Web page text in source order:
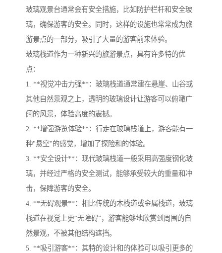
玻璃观景台通常会有安全措施，比如防护栏杆和安全玻
璃，确保游客的安全。同时，这样的设施也常常成为旅
游景点的一部分，吸引了大量的游客前来体验。
玻璃栈道作为一种新兴的旅游景点，具有许多特的优
点：
1. **视觉冲击力强**：玻璃栈道通常建在悬崖、山谷或
其他自然景观之上，透明的玻璃设计让游客可以俯瞰广
阔的风景，体验高度的震撼。
2. **增强游览体验**：行走在玻璃栈道上，游客能有一
种"悬空"的感觉，增加了探险和的体验。
3. **安全设计**：现代玻璃栈道一般采用高强度钢化玻
璃，并经过严格的安全测试，能够承受较大的重量和冲
击，保障游客的安全。
4. **无碍观景**：相比传统的木栈道或金属栈道，玻璃
栈道在视觉上更“无障碍”，游客能够地欣赏到周围的自
然景观，不被其他结构遮挡。
5. **吸引游客**：其特的设计和的体验可以吸引更多的